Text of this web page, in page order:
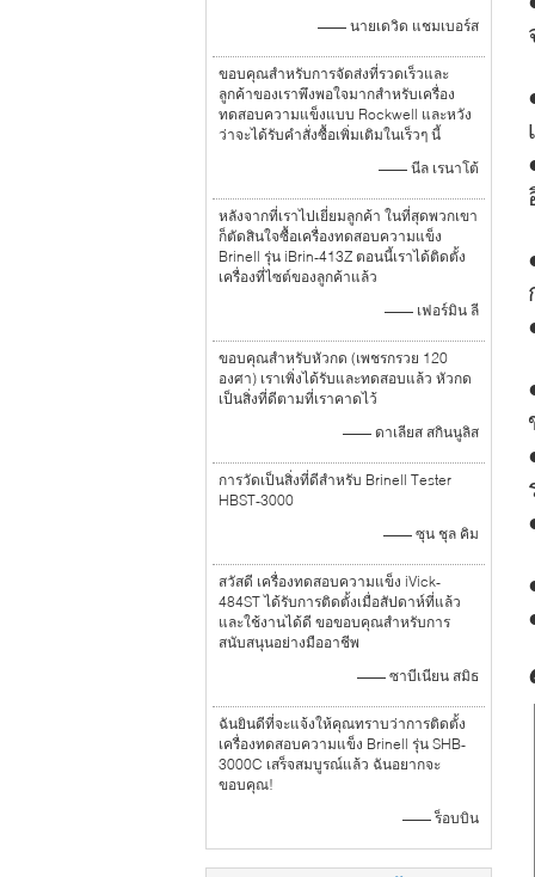
—— นายเดวิด แชมเบอร์ส
ขอบคุณสำหรับการจัดส่งที่รวดเร็วและ
ลูกค้าของเราพึงพอใจมากสำหรับเครื่อง
ทดสอบความแข็งแบบ Rockwell และหวัง
ว่าจะได้รับคำสั่งซื้อเพิ่มเติมในเร็วๆ นี้
—— นีล เรนาโต้
หลังจากที่เราไปเยี่ยมลูกค้า ในที่สุดพวกเขา
ก็ตัดสินใจซื้อเครื่องทดสอบความแข็ง
Brinell รุ่น iBrin-413Z ตอนนี้เราได้ติดตั้ง
เครื่องที่ไซต์ของลูกค้าแล้ว
—— เฟอร์มิน ลี
ขอบคุณสำหรับหัวกด (เพชรกรวย 120
องศา) เราเพิ่งได้รับและทดสอบแล้ว หัวกด
เป็นสิ่งที่ดีตามที่เราคาดไว้
—— ดาเลียส สกินนูลิส
การวัดเป็นสิ่งที่ดีสำหรับ Brinell Tester
HBST-3000
—— ซุน ชุล คิม
สวัสดี เครื่องทดสอบความแข็ง iVick-
484ST ได้รับการติดตั้งเมื่อสัปดาห์ที่แล้ว
และใช้งานได้ดี ขอขอบคุณสำหรับการ
สนับสนุนอย่างมืออาชีพ
—— ซาบีเนียน สมิธ
ฉันยินดีที่จะแจ้งให้คุณทราบว่าการติดตั้ง
เครื่องทดสอบความแข็ง Brinell รุ่น SHB-
3000C เสร็จสมบูรณ์แล้ว ฉันอยากจะ
ขอบคุณ!
—— ร็อบบิน